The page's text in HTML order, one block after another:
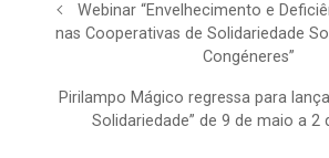
Webinar “Envelhecimento e
nas Cooperativas de Solidariedade
Congéneres”
Pirilampo Mágico regressa para
Solidariedade” de 9 de maio a 2